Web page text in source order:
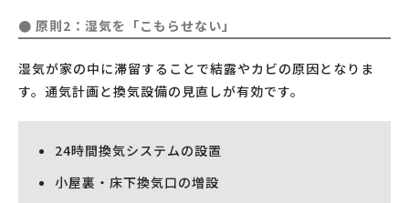
● 原則2：湿気を「こもらせない」
湿気が家の中に滞留することで結露やカビの原因となりま
す。通気計画と換気設備の見直しが有効です。
24時間換気システムの設置
小屋裏・床下換気口の増設